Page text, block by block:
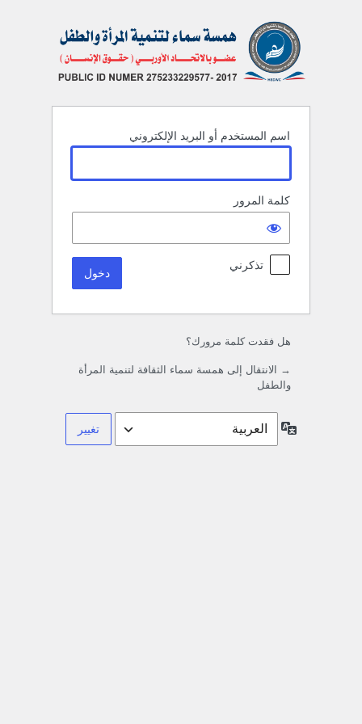
اسم المستخدم أو البريد الإلكتروني
كلمة المرور
تذكرني
هل فقدت كلمة مرورك؟
→ الانتقال إلى همسة سماء الثقافة لتنمية المرأة
والطفل
اللغة